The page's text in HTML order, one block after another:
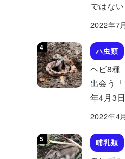
ではない
2022年7
ハ虫類
ヘビ8
出会う
年4月3日
2022年4
哺乳類